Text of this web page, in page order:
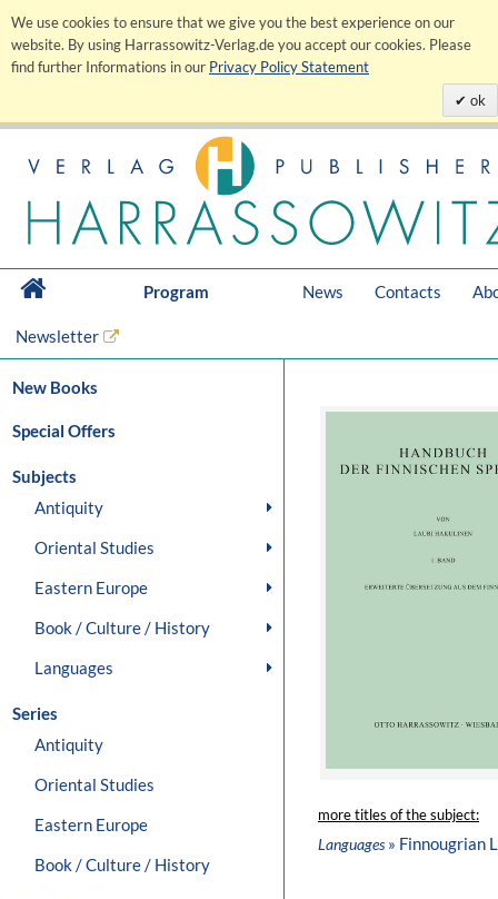
We use cookies to ensure that we give you the best experience on our
website. By using Harrassowitz-Verlag.de you accept our cookies. Please
find further Informations in our Privacy Policy Statement
ok
Program News Contacts
Newsletter
New Books
Special Offers
Subjects
Antiquity
Oriental Studies
Eastern Europe
Book / Culture / History
Languages
Series
Antiquity
Oriental Studies
Eastern Europe
Book / Culture / History
more titles of the subject:
Languages» Finnougrian